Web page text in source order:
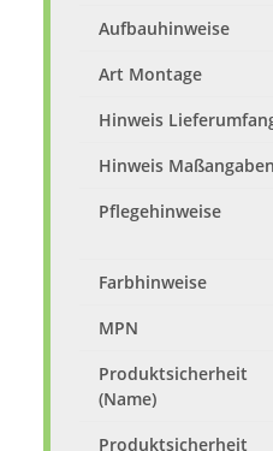
Aufbauhinweise
Art Montage
Hinweis
Hinweis Maßangaben
Pflegehinweise
Farbhinweise
MPN
Produktsicherheit
(Name)
Produktsicherheit